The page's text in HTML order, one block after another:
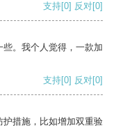
支持[0] 反对[0]
。我个人觉得，一款加
支持[0] 反对[0]
措施，比如增加双重验